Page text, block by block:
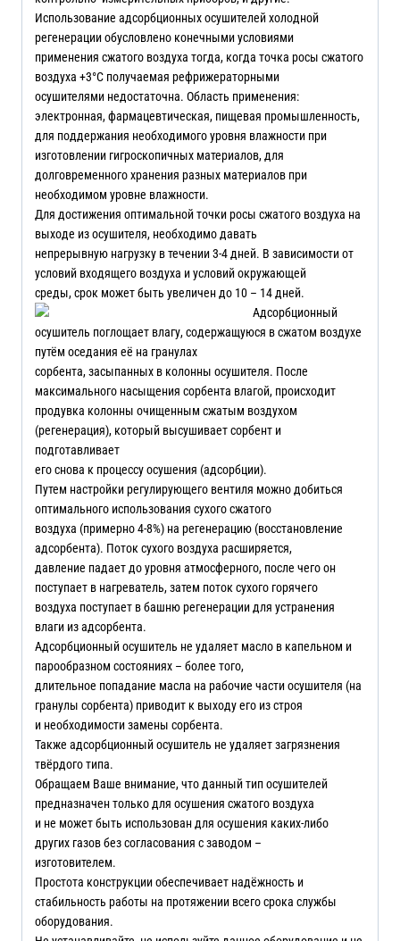
Использование адсорбционных осушителей холодной
регенерации обусловлено конечными условиями
применения сжатого воздуха тогда, когда точка росы сжатого
воздуха +3°C получаемая рефрижераторными
осушителями недостаточна. Область применения:
электронная, фармацевтическая, пищевая промышленность,
для поддержания необходимого уровня влажности при
изготовлении гигроскопичных материалов, для
долговременного хранения разных материалов при
необходимом уровне влажности.
Для достижения оптимальной точки росы сжатого воздуха на
выходе из осушителя, необходимо давать
непрерывную нагрузку в течении 3-4 дней. В зависимости от
условий входящего воздуха и условий окружающей
среды, срок может быть увеличен до 10 – 14 дней.
Адсорбционный
осушитель поглощает влагу, содержащуюся в сжатом воздухе
путём оседания её на гранулах
сорбента, засыпанных в колонны осушителя. После
максимального насыщения сорбента влагой, происходит
продувка колонны очищенным сжатым воздухом
(регенерация), который высушивает сорбент и
подготавливает
его снова к процессу осушения (адсорбции).
Путем настройки регулирующего вентиля можно добиться
оптимального использования сухого сжатого
воздуха (примерно 4-8%) на регенерацию (восстановление
адсорбента). Поток сухого воздуха расширяется,
давление падает до уровня атмосферного, после чего он
поступает в нагреватель, затем поток сухого горячего
воздуха поступает в башню регенерации для устранения
влаги из адсорбента.
Адсорбционный осушитель не удаляет масло в капельном и
парообразном состояниях – более того,
длительное попадание масла на рабочие части осушителя (на
гранулы сорбента) приводит к выходу его из строя
и необходимости замены сорбента.
Также адсорбционный осушитель не удаляет загрязнения
твёрдого типа.
Обращаем Ваше внимание, что данный тип осушителей
предназначен только для осушения сжатого воздуха
и не может быть использован для осушения каких-либо
других газов без согласования с заводом –
изготовителем.
Простота конструкции обеспечивает надёжность и
стабильность работы на протяжении всего срока службы
оборудования.